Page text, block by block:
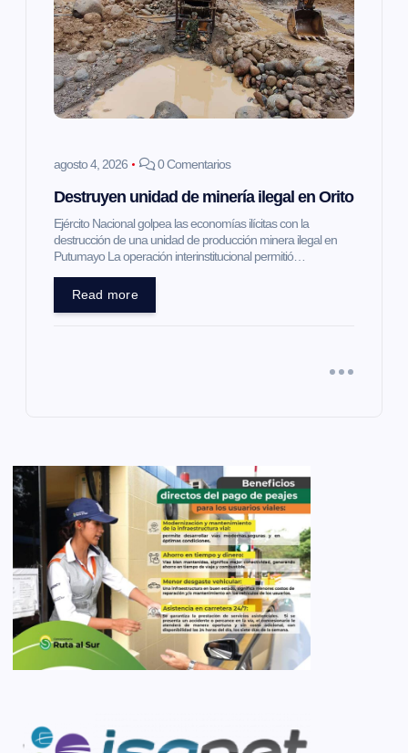
agosto 4, 2026 0 Comentarios
Destruyen unidad de minería ilegal en Orito
Ejército Nacional golpea las economías ilícitas con la
destrucción de una unidad de producción minera ilegal en
Putumayo La operación interinstitucional permitió…
Read more